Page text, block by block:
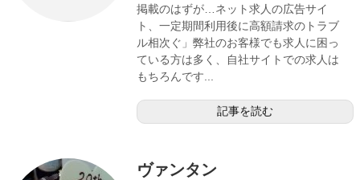
掲載のはずが…ネット求人の広告サイ
ト、一定期間利用後に高額請求のトラブ
ル相次ぐ」弊社のお客様でも求人に困っ
ている方は多く、自社サイトでの求人は
もちろんです...
記事を読む
ヴァンタン